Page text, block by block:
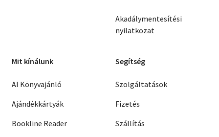
Akadálymentesítési
nyilatkozat
Mit kínálunk
AI Könyvajánló
Ajándékkártyák
Bookline Reader
Segítség
Szolgáltatások
Fizetés
Szállítás